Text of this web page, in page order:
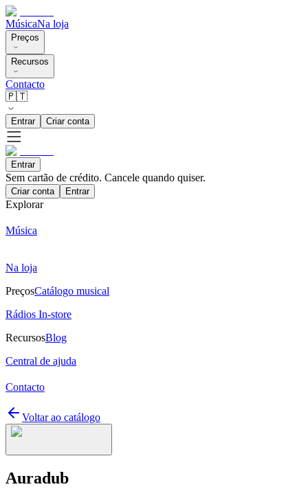
MúsicaNa loja
Preços
Recursos
Contacto
🇵🇹
Entrar Criar conta
Entrar
Sem cartão de crédito. Cancele quando quiser.
Criar conta Entrar
Explorar
Música
Na loja
PreçosCatálogo musical
Rádios In-store
RecursosBlog
Central de ajuda
Contacto
Voltar ao catálogo
Auradub